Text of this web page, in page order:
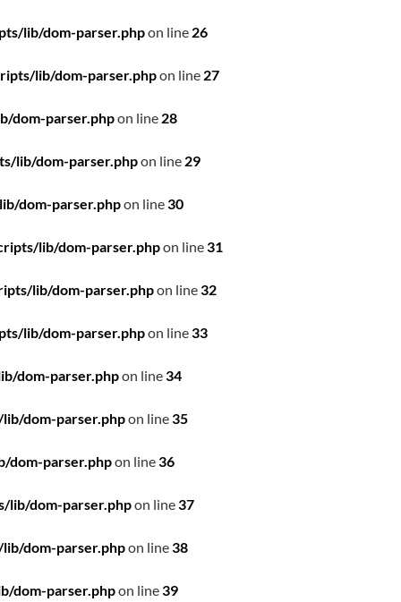
lib/dom-parser.phpon line 26
lib/dom-parser.phpon line 27
dom-parser.phpon line 28
lib/dom-parser.phpon line 29
dom-parser.phpon line30
lib/dom-parser.phpon line31
lib/dom-parser.phpon line32
lib/dom-parser.phpon line33
dom-parser.phpon line34
dom-parser.phpon line35
dom-parser.phpon line36
dom-parser.phpon line37
dom-parser.phpon line38
dom-parser.phpon line39